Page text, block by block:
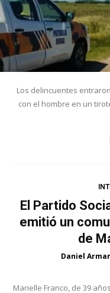
Los delincuentes
con el hombre en un
El Partido
emitió un
de
Daniel
Marielle Franco, de 39